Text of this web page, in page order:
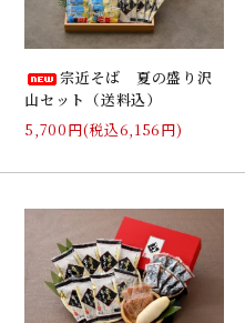
宗近そば 夏の盛り沢
山セット（送料込）
5,700円(税込6,156円)